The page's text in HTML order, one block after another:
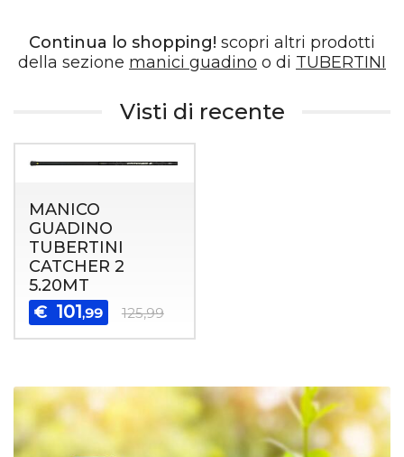
Continua lo shopping! scopri altri prodotti
della sezione manici guadino o di TUBERTINI
Visti di recente
MANICO
GUADINO
TUBERTINI
CATCHER 2
5.20MT
€ 101,99 125,99